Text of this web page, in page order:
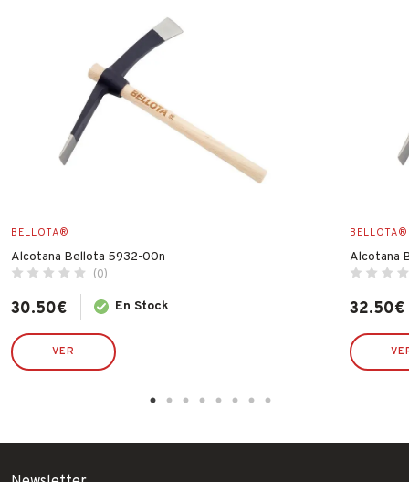
BELLOTA®
Alcotana Bellota 5932-00n
(0)
30.50€ En Stock
VER
BELLOTA®
Alcotana
32.50€